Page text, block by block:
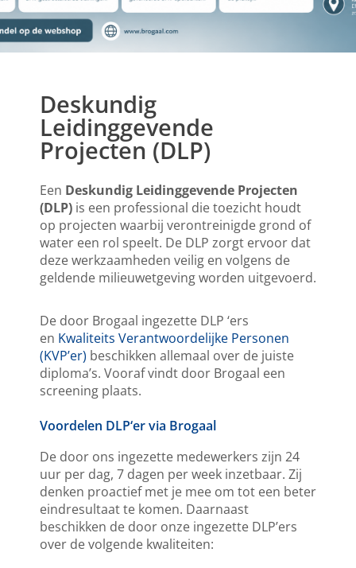
oefenbundels
Klik hier
Deskundig
Leidinggevende
Projecten (DLP)
Een Deskundig Leidinggevende Projecten
(DLP) is een professional die toezicht houdt
op projecten waarbij verontreinigde grond of
water een rol speelt. De DLP zorgt ervoor dat
deze werkzaamheden veilig en volgens de
geldende milieuwetgeving worden uitgevoerd.
De door Brogaal ingezette DLP ‘ers
en Kwaliteits Verantwoordelijke Personen
(KVP’er) beschikken allemaal over de juiste
diploma’s. Vooraf vindt door Brogaal een
screening plaats.
Voordelen DLP‘er via Brogaal
De door ons ingezette medewerkers zijn 24
uur per dag, 7 dagen per week inzetbaar. Zij
denken proactief met je mee om tot een beter
eindresultaat te komen. Daarnaast
beschikken de door onze ingezette DLP’ers
over de volgende kwaliteiten: